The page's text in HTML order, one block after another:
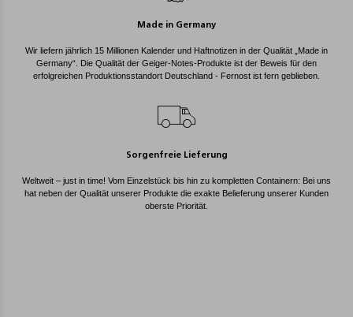
Made in Germany
Wir liefern jährlich 15 Millionen Kalender und Haftnotizen in der Qualität „Made in
Germany“. Die Qualität der Geiger-Notes-Produkte ist der Beweis für den
erfolgreichen Produktionsstandort Deutschland - Fernost ist fern geblieben.
Sorgenfreie Lieferung
Weltweit – just in time! Vom Einzelstück bis hin zu kompletten Containern: Bei uns
hat neben der Qualität unserer Produkte die exakte Belieferung unserer Kunden
oberste Priorität.